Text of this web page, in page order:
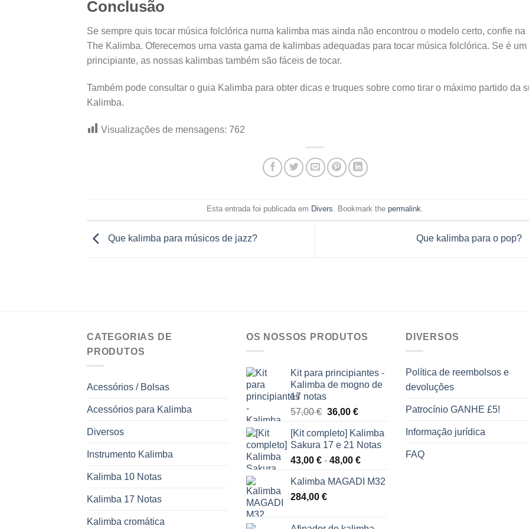
Conclusão
Se sempre quis tocar música folclórica numa kalimba mas ainda não encontrou o modelo certo, confie na
The Kalimba. Oferecemos uma vasta gama de kalimbas adequadas para tocar música folclórica. Se é um
principiante, as nossas kalimbas também são fáceis de tocar.
Também pode consultar o guia Kalimba para obter dicas e truques sobre como tirar o máximo partido da
Kalimba.
Visualizações de mensagens: 762
Esta entrada foi publicada em Divers. Bookmark the permalink.
Que kalimba para músicos de jazz? Que kalimba para o pop?
CATEGORIAS DE
PRODUTOS
Acessórios / Bolsas
Acessórios para Kalimba
Diversos
Instrumento Kalimba
Kalimba 10 Notas
Kalimba 17 Notas
Kalimba cromática
OS NOSSOS PRODUTOS
Kit para principiantes -
Kalimba de mogno de
17 notas
57,00€ O
original
era:
57,00 €.
36,00 €O
atual
é:
36,00 €.
[Kit completo] Kalimba
Sakura 17 e 21 Notas
43,00 € - 48,00 €Gama
preços:
Kalimba MAGADI M32
284,00 €
DIVERSOS
Política de reembolsos e
devoluções
Patrocínio GANHE £5!
Informação jurídica
FAQ